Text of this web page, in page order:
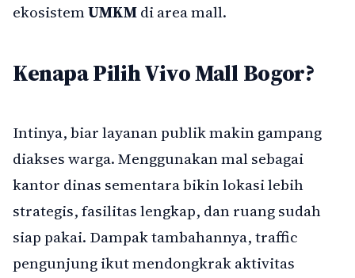
ekosistemUMKMdi area mall.
Kenapa Pilih Vivo Mall Bogor?
Intinya, biar layanan publik makin gampang
diakses warga. Menggunakan mal sebagai
kantor dinas sementara bikin lokasi lebih
strategis, fasilitas lengkap, dan ruang sudah
siap pakai. Dampak tambahannya, traffic
pengunjung ikut mendongkrak aktivitas